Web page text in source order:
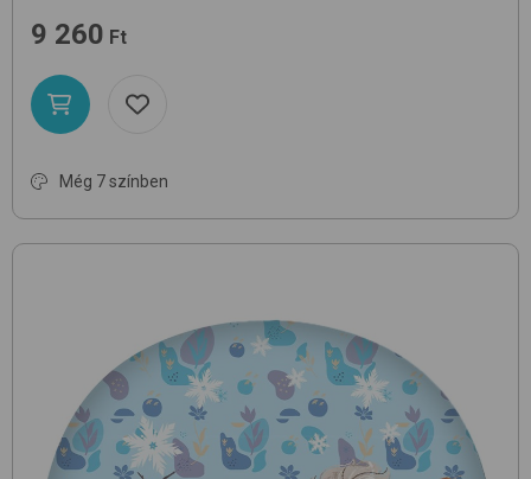
9 260 Ft
Még 7 színben